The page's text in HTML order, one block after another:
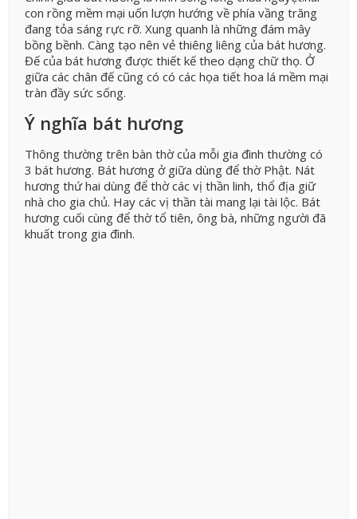
con rồng mềm mại uốn lượn hướng về phía vầng trăng
đang tỏa sáng rực rỡ. Xung quanh là những đám mây
bồng bềnh. Càng tạo nên vẻ thiêng liêng của bát hương.
Đế của bát hương được thiết kế theo dạng chữ thọ. Ở
giữa các chân đế cũng có có các họa tiết hoa lá mềm mại
tràn đầy sức sống.
Ý nghĩa bát hương
Thông thường trên bàn thờ của mỗi gia đình thường có
3 bát hương. Bát hương ở giữa dùng để thờ Phật. Nát
hương thứ hai dùng để thờ các vị thần linh, thổ địa giữ
nhà cho gia chủ. Hay các vị thần tài mang lại tài lộc. Bát
hương cuối cùng để thờ tổ tiên, ông bà, những người đã
khuất trong gia đình.